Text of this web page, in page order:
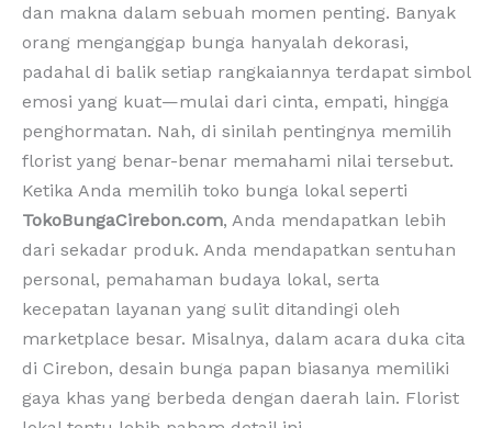
dan makna dalam sebuah momen penting. Banyak
orang menganggap bunga hanyalah dekorasi,
padahal di balik setiap rangkaiannya terdapat simbol
emosi yang kuat—mulai dari cinta, empati, hingga
penghormatan. Nah, di sinilah pentingnya memilih
florist yang benar-benar memahami nilai tersebut.
Ketika Anda memilih toko bunga lokal seperti
TokoBungaCirebon.com, Anda mendapatkan lebih
dari sekadar produk. Anda mendapatkan sentuhan
personal, pemahaman budaya lokal, serta
kecepatan layanan yang sulit ditandingi oleh
marketplace besar. Misalnya, dalam acara duka cita
di Cirebon, desain bunga papan biasanya memiliki
gaya khas yang berbeda dengan daerah lain. Florist